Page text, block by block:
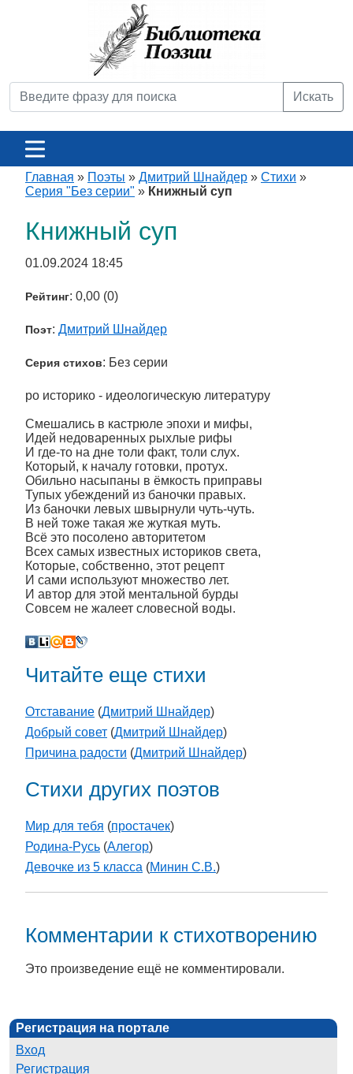
Искать
Главная » Поэты » Дмитрий Шнайдер » Стихи »
Серия "Без серии" » Книжный суп
Книжный суп
01.09.2024 18:45
Рейтинг: 0,00 (0)
Поэт: Дмитрий Шнайдер
Серия стихов: Без серии
ро историко - идеологическую литературу
Смешались в кастрюле эпохи и мифы,
Идей недоваренных рыхлые рифы
И где-то на дне толи факт, толи слух.
Который, к началу готовки, протух.
Обильно насыпаны в ёмкость приправы
Тупых убеждений из баночки правых.
Из баночки левых швырнули чуть-чуть.
В ней тоже такая же жуткая муть.
Всё это посолено авторитетом
Всех самых известных историков света,
Которые, собственно, этот рецепт
И сами используют множество лет.
И автор для этой ментальной бурды
Совсем не жалеет словесной воды.
Читайте еще стихи
Отставание (Дмитрий Шнайдер)
Добрый совет (Дмитрий Шнайдер)
Причина радости (Дмитрий Шнайдер)
Стихи других поэтов
Мир для тебя (простачек)
Родина-Русь (Алегор)
Девочке из 5 класса (Минин С.В.)
Комментарии к стихотворению
Это произведение ещё не комментировали.
Регистрация на портале
Вход
Регистрация